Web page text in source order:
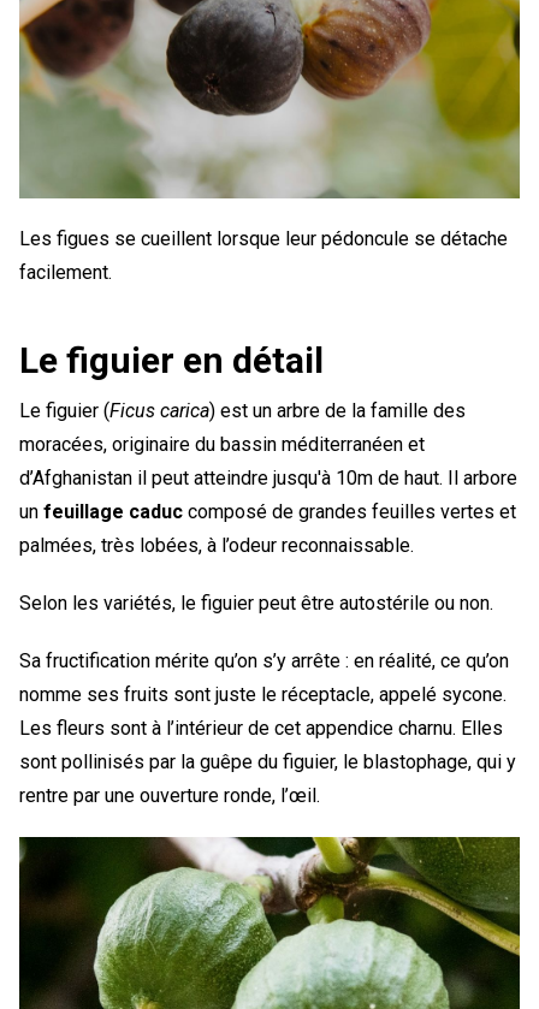
Les figues se cueillent lorsque leur pédoncule se détache
facilement.
Le figuier en détail
Le figuier (Ficus carica) est un arbre de la famille des
moracées, originaire du bassin méditerranéen et
d’Afghanistan il peut atteindre jusqu'à 10m de haut. Il arbore
un feuillage caduc composé de grandes feuilles vertes et
palmées, très lobées, à l’odeur reconnaissable.
Selon les variétés, le figuier peut être autostérile ou non.
Sa fructification mérite qu’on s’y arrête : en réalité, ce qu’on
nomme ses fruits sont juste le réceptacle, appelé sycone.
Les fleurs sont à l’intérieur de cet appendice charnu. Elles
sont pollinisés par la guêpe du figuier, le blastophage, qui y
rentre par une ouverture ronde, l’œil.